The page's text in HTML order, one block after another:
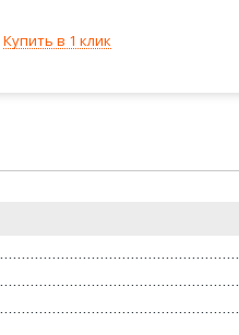
Купить в 1 клик